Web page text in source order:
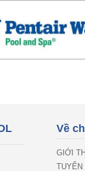
GIỚI
TUYỂN
LIÊN